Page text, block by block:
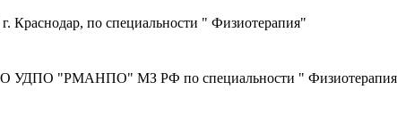
по специальности " Физиотерапия"
УДПО "РМАНПО" МЗ РФ по специальности "